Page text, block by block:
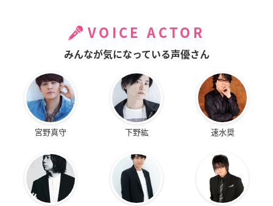
VOICE ACTOR
みんなが気になっている声優さん
宮野真守 下野紘 速水奨